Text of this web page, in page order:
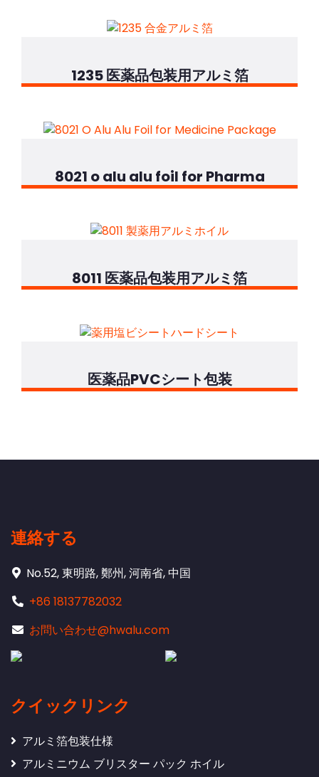
1235 医薬品包装用アルミ箔
8021 o alu alu foil for Pharma
8011 医薬品包装用アルミ箔
医薬品PVCシート包装
連絡する
No.52, 東明路, 鄭州, 河南省, 中国
+86 18137782032
お問い合わせ@hwalu.com
クイックリンク
アルミ箔包装仕様
アルミニウム ブリスター パック ホイル